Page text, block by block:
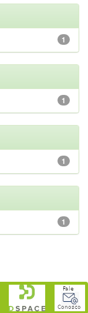
1
1
1
1